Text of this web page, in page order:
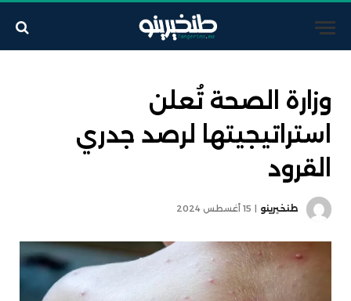
وزارة الصحة تُعلن
استراتيجيتها لرصد جدري
القرود
طنخيرينو 15 أغسطس 2024